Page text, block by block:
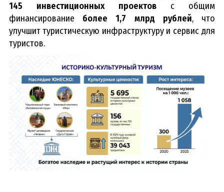
145 инвестиционных проектов с общим
финансирование более 1,7 млрд рублей, что
улучшит туристическую инфраструктуру и сервис для
туристов.